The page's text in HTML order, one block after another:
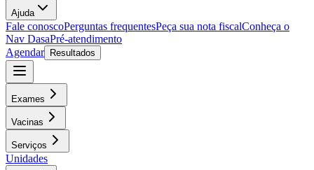
Ajuda
Fale conoscoPerguntas frequentesPeça sua nota fiscalConheça o
Nav DasaPré-atendimento
Agendar
Resultados
Exames
Vacinas
Serviços
Unidades